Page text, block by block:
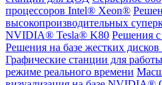
процессоров Intel® Xeon®
высокопроизводительных
NVIDIA® Tesla® K80 Решения
Решения на базе жестких
Графические станции для
режиме реального времени